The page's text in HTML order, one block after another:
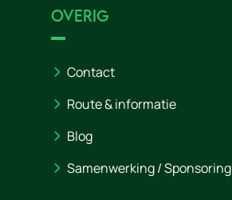
Overig
Contact
Route & informatie
Blog
Samenwerking / Sponsoring